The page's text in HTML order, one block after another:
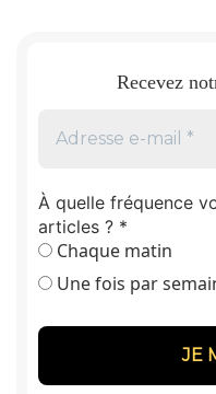
Recevez
À quelle fréquence
articles ? *
Chaque matin
Une fois par